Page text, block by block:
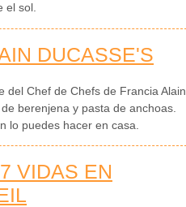
el sol.
DUCASSE'S
del Chef de Chefs de Francia Alain
berenjena y pasta de anchoas.
lo puedes hacer en casa.
VIDAS EN